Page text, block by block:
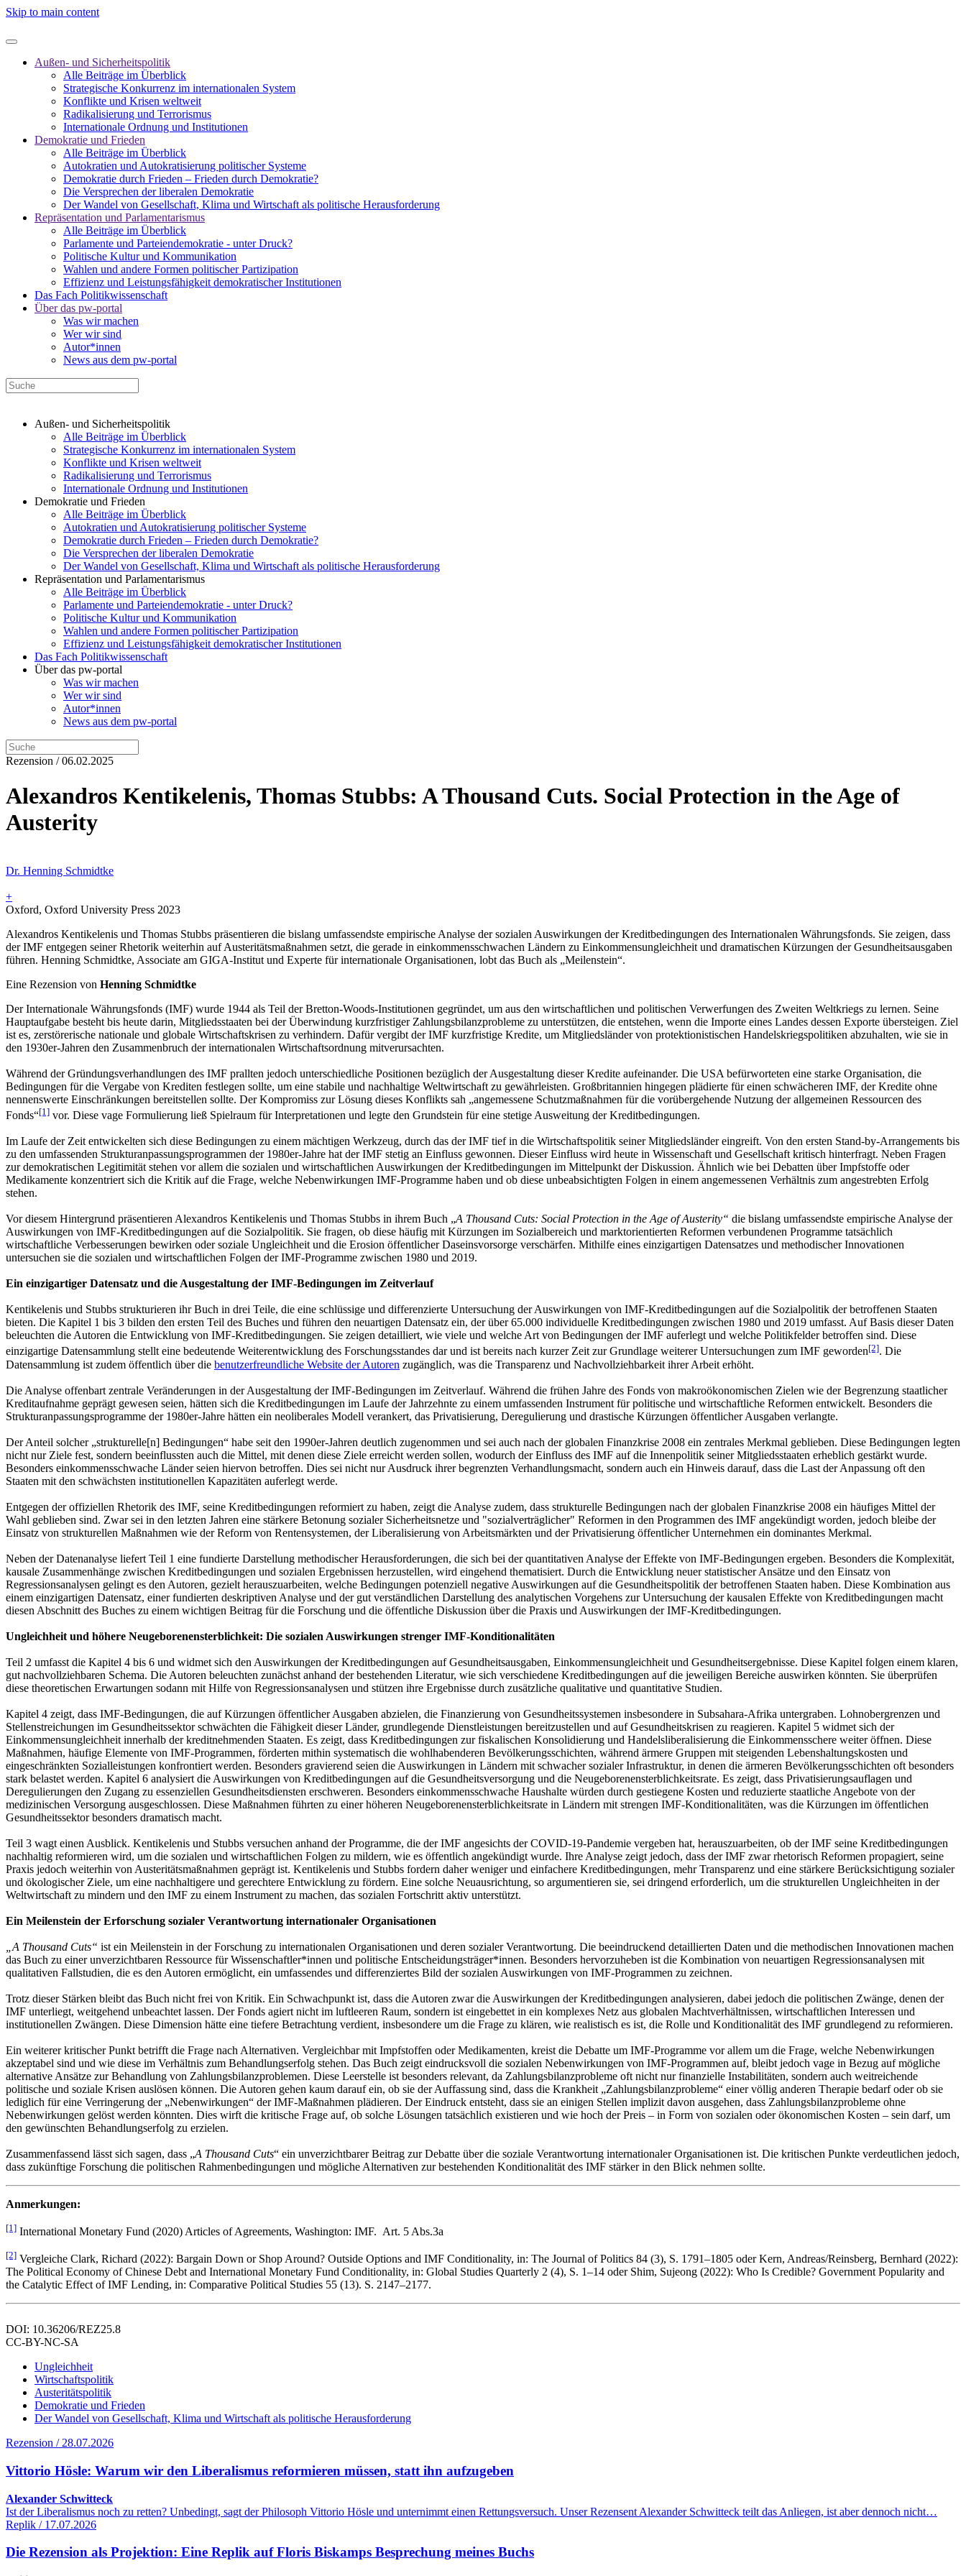
Skip to main content
Außen- und Sicherheitspolitik
Alle Beiträge im Überblick
Strategische Konkurrenz im internationalen System
Konflikte und Krisen weltweit
Radikalisierung und Terrorismus
Internationale Ordnung und Institutionen
Demokratie und Frieden
Alle Beiträge im Überblick
Autokratien und Autokratisierung politischer Systeme
Demokratie durch Frieden – Frieden durch Demokratie?
Die Versprechen der liberalen Demokratie
Der Wandel von Gesellschaft, Klima und Wirtschaft als politische Herausforderung
Repräsentation und Parlamentarismus
Alle Beiträge im Überblick
Parlamente und Parteiendemokratie - unter Druck?
Politische Kultur und Kommunikation
Wahlen und andere Formen politischer Partizipation
Effizienz und Leistungsfähigkeit demokratischer Institutionen
Das Fach Politikwissenschaft
Über das pw-portal
Was wir machen
Wer wir sind
Autor*innen
News aus dem pw-portal
Außen- und Sicherheitspolitik
Alle Beiträge im Überblick
Strategische Konkurrenz im internationalen System
Konflikte und Krisen weltweit
Radikalisierung und Terrorismus
Internationale Ordnung und Institutionen
Demokratie und Frieden
Alle Beiträge im Überblick
Autokratien und Autokratisierung politischer Systeme
Demokratie durch Frieden – Frieden durch Demokratie?
Die Versprechen der liberalen Demokratie
Der Wandel von Gesellschaft, Klima und Wirtschaft als politische Herausforderung
Repräsentation und Parlamentarismus
Alle Beiträge im Überblick
Parlamente und Parteiendemokratie - unter Druck?
Politische Kultur und Kommunikation
Wahlen und andere Formen politischer Partizipation
Effizienz und Leistungsfähigkeit demokratischer Institutionen
Das Fach Politikwissenschaft
Über das pw-portal
Was wir machen
Wer wir sind
Autor*innen
News aus dem pw-portal
Rezension / 06.02.2025
Alexandros Kentikelenis, Thomas Stubbs: A Thousand Cuts. Social Protection in the Age of
Austerity
Dr. Henning Schmidtke
+
Oxford, Oxford University Press 2023
Alexandros Kentikelenis und Thomas Stubbs präsentieren die bislang umfassendste empirische Analyse der sozialen Auswirkungen der Kreditbedingungen des Internationalen Währungsfonds. Sie zeigen, dass
der IMF entgegen seiner Rhetorik weiterhin auf Austeritätsmaßnahmen setzt, die gerade in einkommensschwachen Ländern zu Einkommensungleichheit und dramatischen Kürzungen der Gesundheitsausgaben
führen. Henning Schmidtke, Associate am GIGA-Institut und Experte für internationale Organisationen, lobt das Buch als „Meilenstein“.
Eine Rezension von Henning Schmidtke
Der Internationale Währungsfonds (IMF) wurde 1944 als Teil der Bretton-Woods-Institutionen gegründet, um aus den wirtschaftlichen und politischen Verwerfungen des Zweiten Weltkriegs zu lernen. Seine
Hauptaufgabe besteht bis heute darin, Mitgliedsstaaten bei der Überwindung kurzfristiger Zahlungsbilanzprobleme zu unterstützen, die entstehen, wenn die Importe eines Landes dessen Exporte übersteigen. Ziel
ist es, zerstörerische nationale und globale Wirtschaftskrisen zu verhindern. Dafür vergibt der IMF kurzfristige Kredite, um Mitgliedsländer von protektionistischen Handelskriegspolitiken abzuhalten, wie sie in
den 1930er-Jahren den Zusammenbruch der internationalen Wirtschaftsordnung mitverursachten.
Während der Gründungsverhandlungen des IMF prallten jedoch unterschiedliche Positionen bezüglich der Ausgestaltung dieser Kredite aufeinander. Die USA befürworteten eine starke Organisation, die
Bedingungen für die Vergabe von Krediten festlegen sollte, um eine stabile und nachhaltige Weltwirtschaft zu gewährleisten. Großbritannien hingegen plädierte für einen schwächeren IMF, der Kredite ohne
nennenswerte Einschränkungen bereitstellen sollte. Der Kompromiss zur Lösung dieses Konflikts sah „angemessene Schutzmaßnahmen für die vorübergehende Nutzung der allgemeinen Ressourcen des
Fonds“[1] vor. Diese vage Formulierung ließ Spielraum für Interpretationen und legte den Grundstein für eine stetige Ausweitung der Kreditbedingungen.
Im Laufe der Zeit entwickelten sich diese Bedingungen zu einem mächtigen Werkzeug, durch das der IMF tief in die Wirtschaftspolitik seiner Mitgliedsländer eingreift. Von den ersten Stand-by-Arrangements bis
zu den umfassenden Strukturanpassungsprogrammen der 1980er-Jahre hat der IMF stetig an Einfluss gewonnen. Dieser Einfluss wird heute in Wissenschaft und Gesellschaft kritisch hinterfragt. Neben Fragen
zur demokratischen Legitimität stehen vor allem die sozialen und wirtschaftlichen Auswirkungen der Kreditbedingungen im Mittelpunkt der Diskussion. Ähnlich wie bei Debatten über Impfstoffe oder
Medikamente konzentriert sich die Kritik auf die Frage, welche Nebenwirkungen IMF-Programme haben und ob diese unbeabsichtigten Folgen in einem angemessenen Verhältnis zum angestrebten Erfolg
stehen.
Vor diesem Hintergrund präsentieren Alexandros Kentikelenis und Thomas Stubbs in ihrem Buch „A Thousand Cuts: Social Protection in the Age of Austerity“ die bislang umfassendste empirische Analyse der
Auswirkungen von IMF-Kreditbedingungen auf die Sozialpolitik. Sie fragen, ob diese häufig mit Kürzungen im Sozialbereich und marktorientierten Reformen verbundenen Programme tatsächlich
wirtschaftliche Verbesserungen bewirken oder soziale Ungleichheit und die Erosion öffentlicher Daseinsvorsorge verschärfen. Mithilfe eines einzigartigen Datensatzes und methodischer Innovationen
untersuchen sie die sozialen und wirtschaftlichen Folgen der IMF-Programme zwischen 1980 und 2019.
Ein einzigartiger Datensatz und die Ausgestaltung der IMF-Bedingungen im Zeitverlauf
Kentikelenis und Stubbs strukturieren ihr Buch in drei Teile, die eine schlüssige und differenzierte Untersuchung der Auswirkungen von IMF-Kreditbedingungen auf die Sozialpolitik der betroffenen Staaten
bieten. Die Kapitel 1 bis 3 bilden den ersten Teil des Buches und führen den neuartigen Datensatz ein, der über 65.000 individuelle Kreditbedingungen zwischen 1980 und 2019 umfasst. Auf Basis dieser Daten
beleuchten die Autoren die Entwicklung von IMF-Kreditbedingungen. Sie zeigen detailliert, wie viele und welche Art von Bedingungen der IMF auferlegt und welche Politikfelder betroffen sind. Diese
einzigartige Datensammlung stellt eine bedeutende Weiterentwicklung des Forschungsstandes dar und ist bereits nach kurzer Zeit zur Grundlage weiterer Untersuchungen zum IMF geworden[2]. Die
Datensammlung ist zudem öffentlich über die benutzerfreundliche Website der Autoren zugänglich, was die Transparenz und Nachvollziehbarkeit ihrer Arbeit erhöht.
Die Analyse offenbart zentrale Veränderungen in der Ausgestaltung der IMF-Bedingungen im Zeitverlauf. Während die frühen Jahre des Fonds von makroökonomischen Zielen wie der Begrenzung staatlicher
Kreditaufnahme geprägt gewesen seien, hätten sich die Kreditbedingungen im Laufe der Jahrzehnte zu einem umfassenden Instrument für politische und wirtschaftliche Reformen entwickelt. Besonders die
Strukturanpassungsprogramme der 1980er-Jahre hätten ein neoliberales Modell verankert, das Privatisierung, Deregulierung und drastische Kürzungen öffentlicher Ausgaben verlangte.
Der Anteil solcher „strukturelle[n] Bedingungen“ habe seit den 1990er-Jahren deutlich zugenommen und sei auch nach der globalen Finanzkrise 2008 ein zentrales Merkmal geblieben. Diese Bedingungen legten
nicht nur Ziele fest, sondern beeinflussten auch die Mittel, mit denen diese Ziele erreicht werden sollen, wodurch der Einfluss des IMF auf die Innenpolitik seiner Mitgliedsstaaten erheblich gestärkt wurde.
Besonders einkommensschwache Länder seien hiervon betroffen. Dies sei nicht nur Ausdruck ihrer begrenzten Verhandlungsmacht, sondern auch ein Hinweis darauf, dass die Last der Anpassung oft den
Staaten mit den schwächsten institutionellen Kapazitäten auferlegt werde.
Entgegen der offiziellen Rhetorik des IMF, seine Kreditbedingungen reformiert zu haben, zeigt die Analyse zudem, dass strukturelle Bedingungen nach der globalen Finanzkrise 2008 ein häufiges Mittel der
Wahl geblieben sind. Zwar sei in den letzten Jahren eine stärkere Betonung sozialer Sicherheitsnetze und "sozialverträglicher" Reformen in den Programmen des IMF angekündigt worden, jedoch bleibe der
Einsatz von strukturellen Maßnahmen wie der Reform von Rentensystemen, der Liberalisierung von Arbeitsmärkten und der Privatisierung öffentlicher Unternehmen ein dominantes Merkmal.
Neben der Datenanalyse liefert Teil 1 eine fundierte Darstellung methodischer Herausforderungen, die sich bei der quantitativen Analyse der Effekte von IMF-Bedingungen ergeben. Besonders die Komplexität,
kausale Zusammenhänge zwischen Kreditbedingungen und sozialen Ergebnissen herzustellen, wird eingehend thematisiert. Durch die Entwicklung neuer statistischer Ansätze und den Einsatz von
Regressionsanalysen gelingt es den Autoren, gezielt herauszuarbeiten, welche Bedingungen potenziell negative Auswirkungen auf die Gesundheitspolitik der betroffenen Staaten haben. Diese Kombination aus
einem einzigartigen Datensatz, einer fundierten deskriptiven Analyse und der gut verständlichen Darstellung des analytischen Vorgehens zur Untersuchung der kausalen Effekte von Kreditbedingungen macht
diesen Abschnitt des Buches zu einem wichtigen Beitrag für die Forschung und die öffentliche Diskussion über die Praxis und Auswirkungen der IMF-Kreditbedingungen.
Ungleichheit und höhere Neugeborenensterblichkeit: Die sozialen Auswirkungen strenger IMF-Konditionalitäten
Teil 2 umfasst die Kapitel 4 bis 6 und widmet sich den Auswirkungen der Kreditbedingungen auf Gesundheitsausgaben, Einkommensungleichheit und Gesundheitsergebnisse. Diese Kapitel folgen einem klaren,
gut nachvollziehbaren Schema. Die Autoren beleuchten zunächst anhand der bestehenden Literatur, wie sich verschiedene Kreditbedingungen auf die jeweiligen Bereiche auswirken könnten. Sie überprüfen
diese theoretischen Erwartungen sodann mit Hilfe von Regressionsanalysen und stützen ihre Ergebnisse durch zusätzliche qualitative und quantitative Studien.
Kapitel 4 zeigt, dass IMF-Bedingungen, die auf Kürzungen öffentlicher Ausgaben abzielen, die Finanzierung von Gesundheitssystemen insbesondere in Subsahara-Afrika untergraben. Lohnobergrenzen und
Stellenstreichungen im Gesundheitssektor schwächten die Fähigkeit dieser Länder, grundlegende Dienstleistungen bereitzustellen und auf Gesundheitskrisen zu reagieren. Kapitel 5 widmet sich der
Einkommensungleichheit innerhalb der kreditnehmenden Staaten. Es zeigt, dass Kreditbedingungen zur fiskalischen Konsolidierung und Handelsliberalisierung die Einkommensschere weiter öffnen. Diese
Maßnahmen, häufige Elemente von IMF-Programmen, förderten mithin systematisch die wohlhabenderen Bevölkerungsschichten, während ärmere Gruppen mit steigenden Lebenshaltungskosten und
eingeschränkten Sozialleistungen konfrontiert werden. Besonders gravierend seien die Auswirkungen in Ländern mit schwacher sozialer Infrastruktur, in denen die ärmeren Bevölkerungsschichten oft besonders
stark belastet werden. Kapitel 6 analysiert die Auswirkungen von Kreditbedingungen auf die Gesundheitsversorgung und die Neugeborenensterblichkeitsrate. Es zeigt, dass Privatisierungsauflagen und
Deregulierungen den Zugang zu essenziellen Gesundheitsdiensten erschweren. Besonders einkommensschwache Haushalte würden durch gestiegene Kosten und reduzierte staatliche Angebote von der
medizinischen Versorgung ausgeschlossen. Diese Maßnahmen führten zu einer höheren Neugeborenensterblichkeitsrate in Ländern mit strengen IMF-Konditionalitäten, was die Kürzungen im öffentlichen
Gesundheitssektor besonders dramatisch macht.
Teil 3 wagt einen Ausblick. Kentikelenis und Stubbs versuchen anhand der Programme, die der IMF angesichts der COVID-19-Pandemie vergeben hat, herauszuarbeiten, ob der IMF seine Kreditbedingungen
nachhaltig reformieren wird, um die sozialen und wirtschaftlichen Folgen zu mildern, wie es öffentlich angekündigt wurde. Ihre Analyse zeigt jedoch, dass der IMF zwar rhetorisch Reformen propagiert, seine
Praxis jedoch weiterhin von Austeritätsmaßnahmen geprägt ist. Kentikelenis und Stubbs fordern daher weniger und einfachere Kreditbedingungen, mehr Transparenz und eine stärkere Berücksichtigung sozialer
und ökologischer Ziele, um eine nachhaltigere und gerechtere Entwicklung zu fördern. Eine solche Neuausrichtung, so argumentieren sie, sei dringend erforderlich, um die strukturellen Ungleichheiten in der
Weltwirtschaft zu mindern und den IMF zu einem Instrument zu machen, das sozialen Fortschritt aktiv unterstützt.
Ein Meilenstein der Erforschung sozialer Verantwortung internationaler Organisationen
„A Thousand Cuts“ ist ein Meilenstein in der Forschung zu internationalen Organisationen und deren sozialer Verantwortung. Die beeindruckend detaillierten Daten und die methodischen Innovationen machen
das Buch zu einer unverzichtbaren Ressource für Wissenschaftler*innen und politische Entscheidungsträger*innen. Besonders hervorzuheben ist die Kombination von neuartigen Regressionsanalysen mit
qualitativen Fallstudien, die es den Autoren ermöglicht, ein umfassendes und differenziertes Bild der sozialen Auswirkungen von IMF-Programmen zu zeichnen.
Trotz dieser Stärken bleibt das Buch nicht frei von Kritik. Ein Schwachpunkt ist, dass die Autoren zwar die Auswirkungen der Kreditbedingungen analysieren, dabei jedoch die politischen Zwänge, denen der
IMF unterliegt, weitgehend unbeachtet lassen. Der Fonds agiert nicht im luftleeren Raum, sondern ist eingebettet in ein komplexes Netz aus globalen Machtverhältnissen, wirtschaftlichen Interessen und
institutionellen Zwängen. Diese Dimension hätte eine tiefere Betrachtung verdient, insbesondere um die Frage zu klären, wie realistisch es ist, die Rolle und Konditionalität des IMF grundlegend zu reformieren.
Ein weiterer kritischer Punkt betrifft die Frage nach Alternativen. Vergleichbar mit Impfstoffen oder Medikamenten, kreist die Debatte um IMF-Programme vor allem um die Frage, welche Nebenwirkungen
akzeptabel sind und wie diese im Verhältnis zum Behandlungserfolg stehen. Das Buch zeigt eindrucksvoll die sozialen Nebenwirkungen von IMF-Programmen auf, bleibt jedoch vage in Bezug auf mögliche
alternative Ansätze zur Behandlung von Zahlungsbilanzproblemen. Diese Leerstelle ist besonders relevant, da Zahlungsbilanzprobleme oft nicht nur finanzielle Instabilitäten, sondern auch weitreichende
politische und soziale Krisen auslösen können. Die Autoren gehen kaum darauf ein, ob sie der Auffassung sind, dass die Krankheit „Zahlungsbilanzprobleme“ einer völlig anderen Therapie bedarf oder ob sie
lediglich für eine Verringerung der „Nebenwirkungen“ der IMF-Maßnahmen plädieren. Der Eindruck entsteht, dass sie an einigen Stellen implizit davon ausgehen, dass Zahlungsbilanzprobleme ohne
Nebenwirkungen gelöst werden könnten. Dies wirft die kritische Frage auf, ob solche Lösungen tatsächlich existieren und wie hoch der Preis – in Form von sozialen oder ökonomischen Kosten – sein darf, um
den gewünschten Behandlungserfolg zu erzielen.
Zusammenfassend lässt sich sagen, dass „A Thousand Cuts“ ein unverzichtbarer Beitrag zur Debatte über die soziale Verantwortung internationaler Organisationen ist. Die kritischen Punkte verdeutlichen jedoch,
dass zukünftige Forschung die politischen Rahmenbedingungen und mögliche Alternativen zur bestehenden Konditionalität des IMF stärker in den Blick nehmen sollte.
Anmerkungen:
[1] International Monetary Fund (2020) Articles of Agreements, Washington: IMF. Art. 5 Abs.3a
[2] Vergleiche Clark, Richard (2022): Bargain Down or Shop Around? Outside Options and IMF Conditionality, in: The Journal of Politics 84 (3), S. 1791–1805 oder Kern, Andreas/Reinsberg, Bernhard (2022):
The Political Economy of Chinese Debt and International Monetary Fund Conditionality, in: Global Studies Quarterly 2 (4), S. 1–14 oder Shim, Sujeong (2022): Who Is Credible? Government Popularity and
the Catalytic Effect of IMF Lending, in: Comparative Political Studies 55 (13). S. 2147–2177.
DOI: 10.36206/REZ25.8
CC-BY-NC-SA
Ungleichheit
Wirtschaftspolitik
Austeritätspolitik
Demokratie und Frieden
Der Wandel von Gesellschaft, Klima und Wirtschaft als politische Herausforderung
Rezension / 28.07.2026
Vittorio Hösle: Warum wir den Liberalismus reformieren müssen, statt ihn aufzugeben
Alexander Schwitteck
Ist der Liberalismus noch zu retten? Unbedingt, sagt der Philosoph Vittorio Hösle und unternimmt einen Rettungsversuch. Unser Rezensent Alexander Schwitteck teilt das Anliegen, ist aber dennoch nicht…
Replik / 17.07.2026
Die Rezension als Projektion: Eine Replik auf Floris Biskamps Besprechung meines Buchs